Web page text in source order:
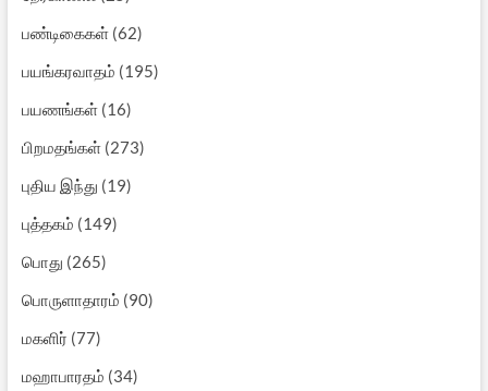
பண்டிகைகள்(62)
பயங்கரவாதம் (195)
பயணங்கள்(16)
பிறமதங்கள்(273)
புதிய இந்து (19)
புத்தகம் (149)
பொது (265)
பொருளாதாரம் (90)
மகளிர் (77)
மஹாபாரதம் (34)